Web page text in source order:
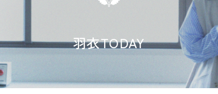
羽衣TODAY